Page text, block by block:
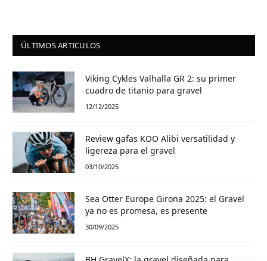
ÚLTIMOS ARTICULOS
Viking Cykles Valhalla GR 2: su primer
cuadro de titanio para gravel
12/12/2025
Review gafas KOO Alibi versatilidad y
ligereza para el gravel
03/10/2025
Sea Otter Europe Girona 2025: el Gravel
ya no es promesa, es presente
30/09/2025